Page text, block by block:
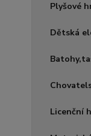
Plyšové
Dětská
Licenční